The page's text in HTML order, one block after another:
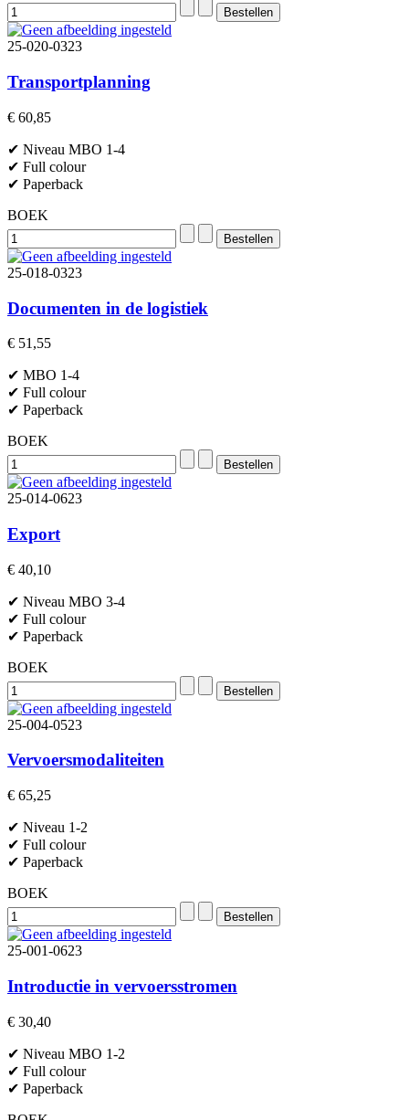
25-020-0323
Transportplanning
€ 60,85
✔ Niveau MBO 1-4
✔ Full colour
✔ Paperback
BOEK
25-018-0323
Documenten in de logistiek
€ 51,55
✔ MBO 1-4
✔ Full colour
✔ Paperback
BOEK
25-014-0623
Export
€ 40,10
✔ Niveau MBO 3-4
✔ Full colour
✔ Paperback
BOEK
25-004-0523
Vervoersmodaliteiten
€ 65,25
✔ Niveau 1-2
✔ Full colour
✔ Paperback
BOEK
25-001-0623
Introductie in vervoersstromen
€ 30,40
✔ Niveau MBO 1-2
✔ Full colour
✔ Paperback